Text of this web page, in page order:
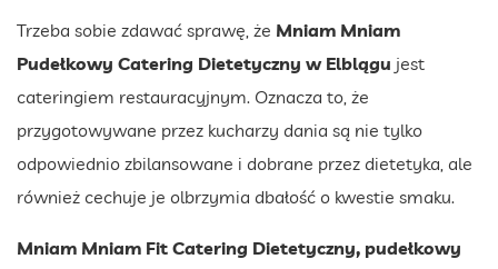
Trzeba sobie zdawać sprawę, że Mniam Mniam
Pudełkowy Catering Dietetyczny w Elblągu jest
cateringiem restauracyjnym. Oznacza to, że
przygotowywane przez kucharzy dania są nie tylko
odpowiednio zbilansowane i dobrane przez dietetyka, ale
również cechuje je olbrzymia dbałość o kwestie smaku.
Mniam Mniam Fit Catering Dietetyczny, pudełkowy